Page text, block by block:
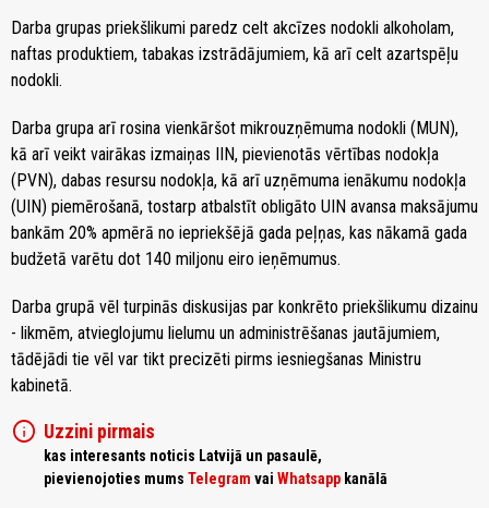
Darba grupas priekšlikumi paredz celt akcīzes nodokli alkoholam,
naftas produktiem, tabakas izstrādājumiem, kā arī celt azartspēļu
nodokli.
Darba grupa arī rosina vienkāršot mikrouzņēmuma nodokli (MUN),
kā arī veikt vairākas izmaiņas IIN, pievienotās vērtības nodokļa
(PVN), dabas resursu nodokļa, kā arī uzņēmuma ienākumu nodokļa
(UIN) piemērošanā, tostarp atbalstīt obligāto UIN avansa maksājumu
bankām 20% apmērā no iepriekšējā gada peļņas, kas nākamā gada
budžetā varētu dot 140 miljonu eiro ieņēmumus.
Darba grupā vēl turpinās diskusijas par konkrēto priekšlikumu dizainu
- likmēm, atvieglojumu lielumu un administrēšanas jautājumiem,
tādējādi tie vēl var tikt precizēti pirms iesniegšanas Ministru
kabinetā.
info Uzzini pirmais
kas interesants noticis Latvijā un pasaulē,
pievienojoties mums Telegram vai Whatsapp kanālā